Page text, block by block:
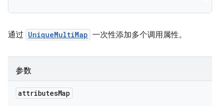
通过 UniqueMultiMap 一次性添加多个调用属性。
参数
attributesMap